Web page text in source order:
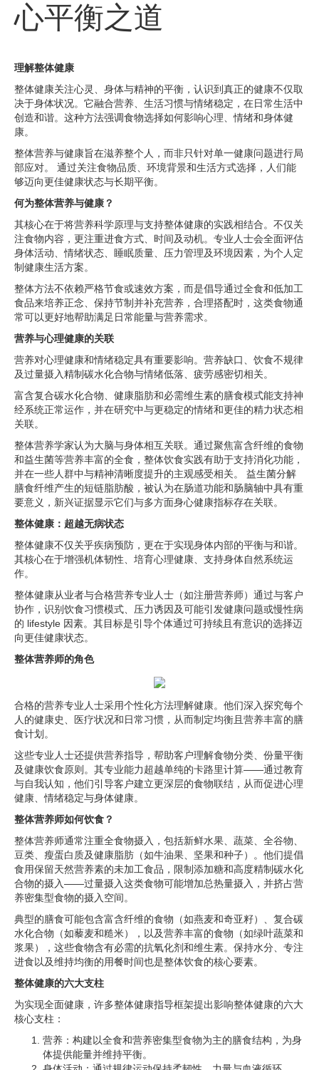
心平衡之道
理解整体健康
整体健康关注心灵、身体与精神的平衡，认识到真正的健康不仅取
决于身体状况。它融合营养、生活习惯与情绪稳定，在日常生活中
创造和谐。这种方法强调食物选择如何影响心理、情绪和身体健
康。
整体营养与健康旨在滋养整个人，而非只针对单一健康问题进行局
部应对。 通过关注食物品质、环境背景和生活方式选择，人们能
够迈向更佳健康状态与长期平衡。
何为整体营养与健康？
其核心在于将营养科学原理与支持整体健康的实践相结合。不仅关
注食物内容，更注重进食方式、时间及动机。专业人士会全面评估
身体活动、情绪状态、睡眠质量、压力管理及环境因素，为个人定
制健康生活方案。
整体方法不依赖严格节食或速效方案，而是倡导通过全食和低加工
食品来培养正念、保持节制并补充营养，合理搭配时，这类食物通
常可以更好地帮助满足日常能量与营养需求。
营养与心理健康的关联
营养对心理健康和情绪稳定具有重要影响。营养缺口、饮食不规律
及过量摄入精制碳水化合物与情绪低落、疲劳感密切相关。
富含复合碳水化合物、健康脂肪和必需维生素的膳食模式能支持神
经系统正常运作，并在研究中与更稳定的情绪和更佳的精力状态相
关联。
整体营养学家认为大脑与身体相互关联。通过聚焦富含纤维的食物
和益生菌等营养丰富的全食，整体饮食实践有助于支持消化功能，
并在一些人群中与精神清晰度提升的主观感受相关。 益生菌分解
膳食纤维产生的短链脂肪酸，被认为在肠道功能和肠脑轴中具有重
要意义，新兴证据显示它们与多方面身心健康指标存在关联。
整体健康：超越无病状态
整体健康不仅关乎疾病预防，更在于实现身体内部的平衡与和谐。
其核心在于增强机体韧性、培育心理健康、支持身体自然系统运
作。
整体健康从业者与合格营养专业人士（如注册营养师）通过与客户
协作，识别饮食习惯模式、压力诱因及可能引发健康问题或慢性病
的 lifestyle 因素。其目标是引导个体通过可持续且有意识的选择迈
向更佳健康状态。
整体营养师的角色
合格的营养专业人士采用个性化方法理解健康。他们深入探究每个
人的健康史、医疗状况和日常习惯，从而制定均衡且营养丰富的膳
食计划。
这些专业人士还提供营养指导，帮助客户理解食物分类、份量平衡
及健康饮食原则。其专业能力超越单纯的卡路里计算——通过教育
与自我认知，他们引导客户建立更深层的食物联结，从而促进心理
健康、情绪稳定与身体健康。
整体营养师如何饮食？
整体营养师通常注重全食物摄入，包括新鲜水果、蔬菜、全谷物、
豆类、瘦蛋白质及健康脂肪（如牛油果、坚果和种子）。他们提倡
食用保留天然营养素的未加工食品，限制添加糖和高度精制碳水化
合物的摄入——过量摄入这类食物可能增加总热量摄入，并挤占营
养密集型食物的摄入空间。
典型的膳食可能包含富含纤维的食物（如燕麦和奇亚籽）、复合碳
水化合物（如藜麦和糙米），以及营养丰富的食物（如绿叶蔬菜和
浆果），这些食物含有必需的抗氧化剂和维生素。保持水分、专注
进食以及维持均衡的用餐时间也是整体饮食的核心要素。
整体健康的六大支柱
为实现全面健康，许多整体健康指导框架提出影响整体健康的六大
核心支柱：
营养：构建以全食和营养密集型食物为主的膳食结构，为身
体提供能量并维持平衡。